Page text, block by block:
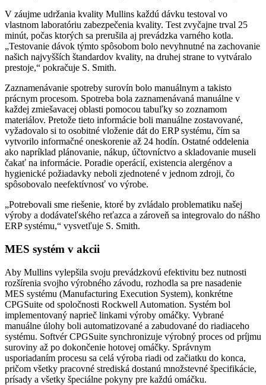
V záujme udržania kvality Mullins každú dávku testoval vo
vlastnom laboratóriu zabezpečenia kvality. Test zvyčajne trval 25
minút, počas ktorých sa prerušila aj prevádzka varného kotla.
„Testovanie dávok týmto spôsobom bolo nevyhnutné na zachovanie
našich najvyšších štandardov kvality, na druhej strane to vytváralo
prestoje,“ pokračuje S. Smith.
Zaznamenávanie spotreby surovín bolo manuálnym a takisto
prácnym procesom. Spotreba bola zaznamenávaná manuálne v
každej zmiešavacej oblasti pomocou tabuľky so zoznamom
materiálov. Pretože tieto informácie boli manuálne zostavované,
vyžadovalo si to osobitné vloženie dát do ERP systému, čím sa
vytvorilo informačné oneskorenie až 24 hodín. Ostatné oddelenia
ako napríklad plánovanie, nákup, účtovníctvo a skladovanie museli
čakať na informácie. Poradie operácií, existencia alergénov a
hygienické požiadavky neboli zjednotené v jednom zdroji, čo
spôsobovalo neefektívnosť vo výrobe.
„Potrebovali sme riešenie, ktoré by zvládalo problematiku našej
výroby a dodávateľského reťazca a zároveň sa integrovalo do nášho
ERP systému,“ vysvetľuje S. Smith.
MES systém v akcii
Aby Mullins vylepšila svoju prevádzkovú efektivitu bez nutnosti
rozšírenia svojho výrobného závodu, rozhodla sa pre nasadenie
MES systému (Manufacturing Execution System), konkrétne
CPGSuite od spoločnosti Rockwell Automation. Systém bol
implementovaný naprieč linkami výroby omáčky. Vybrané
manuálne úlohy boli automatizované a zabudované do riadiaceho
systému. Softvér CPGSuite synchronizuje výrobný proces od príjmu
suroviny až po dokončenie hotovej omáčky. Správnym
usporiadaním procesu sa celá výroba riadi od začiatku do konca,
pričom všetky pracovné strediská dostanú množstevné špecifikácie,
prísady a všetky špeciálne pokyny pre každú omáčku.